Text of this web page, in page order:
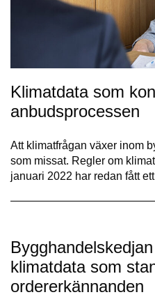
Klimatdata som
anbudsprocessen
Att klimatfrågan växer inom
som missat. Regler om
januari 2022 har redan fått
klimatdata som
ordererkännanden